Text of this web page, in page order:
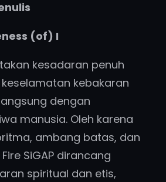
(of) I
kesadaran penuh
kebakaran
dengan
manusia. Oleh karena
ambang batas, dan
SiGAP dirancang
spiritual dan etis,